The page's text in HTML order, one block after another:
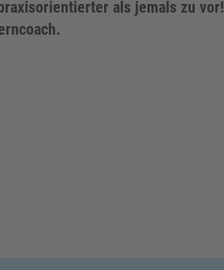
als jemals zu vor!